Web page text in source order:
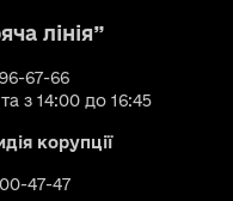
лінія”
67-66
з 14:00 до 16:45
корупції
47-47